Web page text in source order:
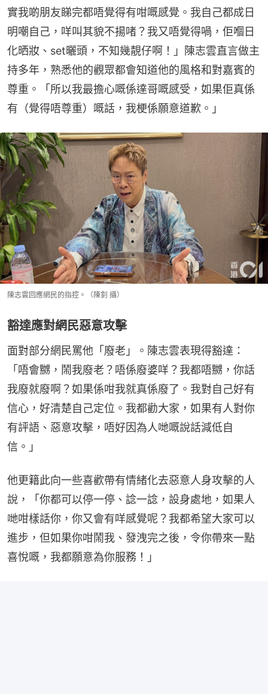
實我啲朋友睇完都唔覺得有咁嘅感覺。我自己都成日
明嘲自己，咩叫其貌不揚啫？我又唔覺得喎，佢嗰日
化晒妝、set曬頭，不知幾靚仔啊！」陳志雲直言做主
持多年，熟悉他的觀眾都會知道他的風格和對嘉賓的
尊重。「所以我最擔心嘅係達哥嘅感受，如果佢真係
有（覺得唔尊重）嘅話，我梗係願意道歉。」
陳志雲回應網民的指控。（陳釗 攝）
豁達應對網民惡意攻擊
面對部分網民罵他「廢老」。陳志雲表現得豁達：
「唔會嬲，鬧我廢老？唔係廢婆咩？我都唔嬲，你話
我廢就廢啊？如果係咁我就真係廢了。我對自己好有
信心，好清楚自己定位。我都勸大家，如果有人對你
有評語、惡意攻擊，唔好因為人哋嘅說話減低自
信。」
他更籍此向一些喜歡帶有情緒化去惡意人身攻擊的人
說，「你都可以停一停、諗一諗，設身處地，如果人
哋咁樣話你，你又會有咩感覺呢？我都希望大家可以
進步，但如果你咁鬧我、發洩完之後，令你帶來一點
喜悅嘅，我都願意為你服務！」